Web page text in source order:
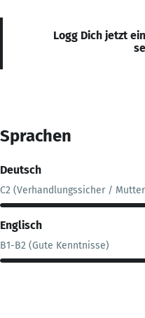
Logg Dich jetzt
Sprachen
Deutsch
C2 (Verhandlungssicher /
Englisch
B1-B2 (Gute Kenntnisse)